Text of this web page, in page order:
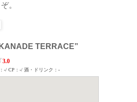
。
TERRACE”